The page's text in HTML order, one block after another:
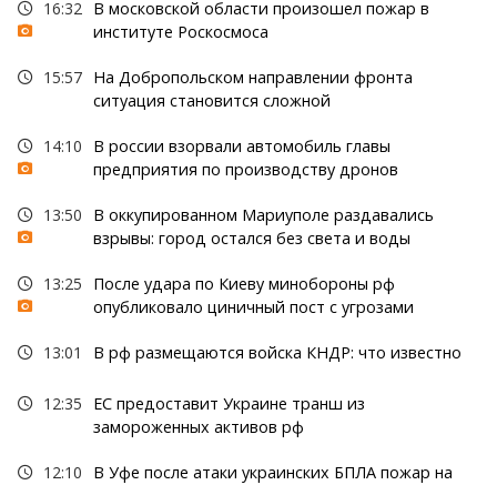
16:32 В московской области произошел пожар в
институте Роскосмоса
15:57 На Добропольском направлении фронта
ситуация становится сложной
14:10
В россии взорвали автомобиль главы
предприятия по производству дронов
13:50
В оккупированном Мариуполе раздавались
взрывы: город остался без света и воды
13:25
После удара по Киеву минобороны рф
опубликовало циничный пост с угрозами
13:01 В рф размещаются войска КНДР: что известно
12:35
ЕС предоставит Украине транш из
замороженных активов рф
12:10
В Уфе после атаки украинских БПЛА пожар на